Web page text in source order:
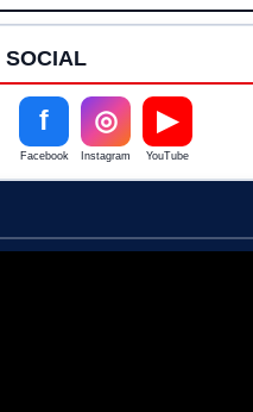
SOCIAL
f
Facebook
◎
Instagram
▶
YouTube